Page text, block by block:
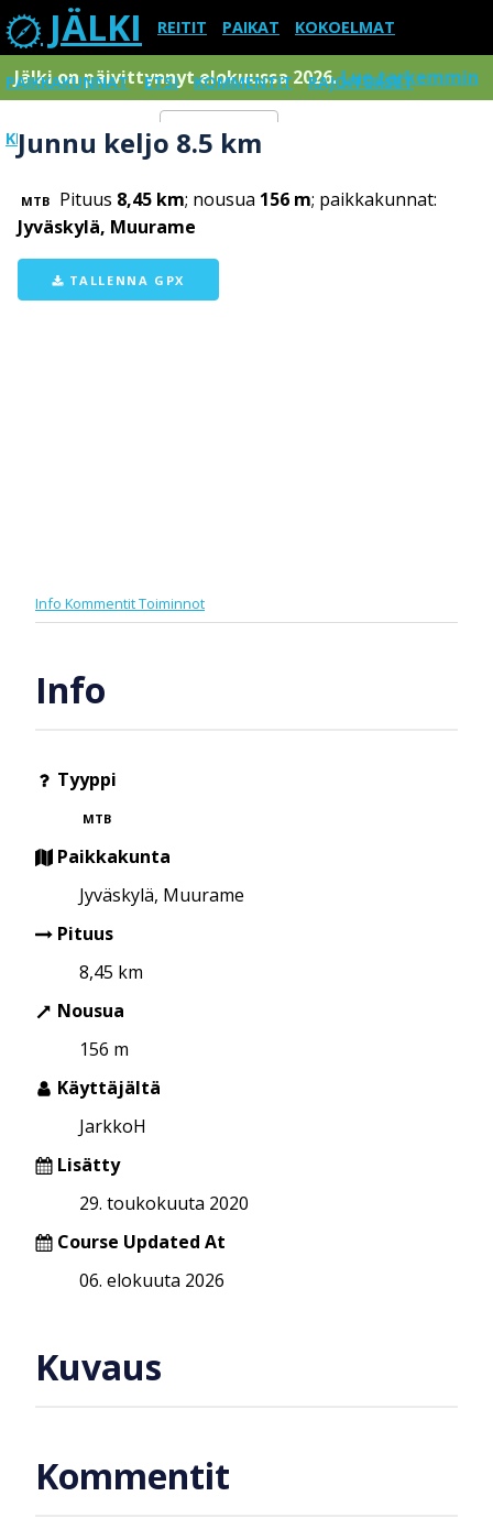
JÄLKI REITIT PAIKAT KOKOELMAT
PAIKKAKUNNAT ETSI KOMMENTIT RAJOITUKSET
KIRJAUDU SISÄÄN Menu
Jälki on päivittynnyt elokuussa 2026.Lue tarkemmin
Junnu keljo 8.5 km
MTB Pituus 8,45 km; nousua 156 m; paikkakunnat:
Jyväskylä, Muurame
TALLENNA GPX
Info KommentitToiminnot
Info
Tyyppi
MTB
Paikkakunta
Jyväskylä, Muurame
Pituus
8,45 km
Nousua
156 m
Käyttäjältä
JarkkoH
Lisätty
29. toukokuuta 2020
Course Updated At
06. elokuuta 2026
Kuvaus
Kommentit